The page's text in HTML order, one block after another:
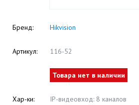
Бренд: Hikvision
Артикул: 116-52
Товара нет в наличии
Хар-ки: IP-видеовход: 8 каналов